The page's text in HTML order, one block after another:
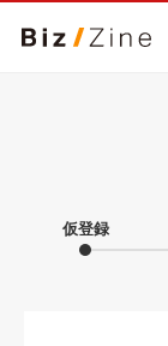
仮登録